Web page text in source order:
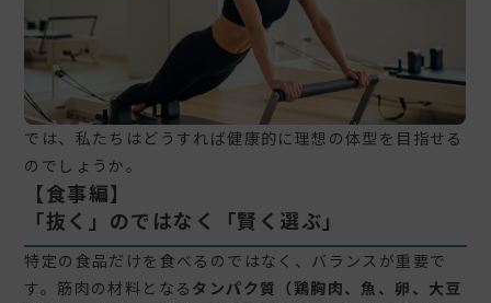
では、私たちはどうすれば健康的に理想の体型を目指せる
のでしょうか。
【食事編】
「抜く」のではなく「賢く選ぶ」
特定の食品だけを食べるのではなく、バランスが重要で
す。筋肉の材料となる タンパク質（鶏胸肉、魚、卵、大豆